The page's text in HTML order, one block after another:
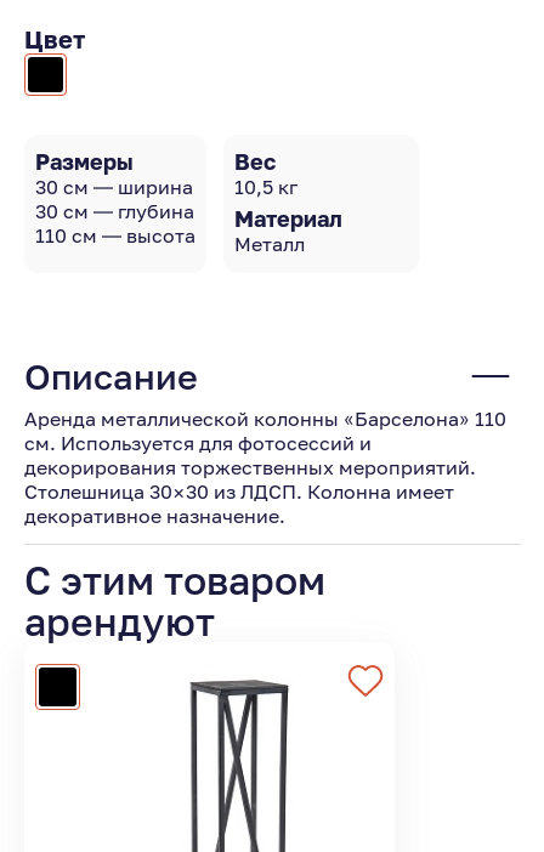
Цвет
Размеры
30 см — ширина
30 см — глубина
110 см — высота
Вес
10,5 кг
Материал
Металл
Описание
Аренда металлической колонны «Барселона» 110
см. Используется для фотосессий и
декорирования торжественных мероприятий.
Столешница 30×30 из ЛДСП. Колонна имеет
декоративное назначение.
С этим товаром
арендуют